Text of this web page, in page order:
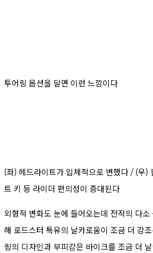
투어링 옵션을 달면 이런 느낌이다
(좌) 헤드라이트가 입체적으로 변했다 / (우)
트 키 등 라이더 편의성이 증대된다
외형적 변화도 눈에 들어오는데 전작의 다소
해 로드스터 특유의 날카로움이 조금 더 강
링의 디자인과 부피감은 바이크를 조금 더